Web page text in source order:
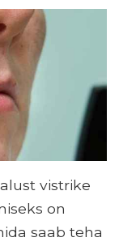
vistrike
on
saab teha